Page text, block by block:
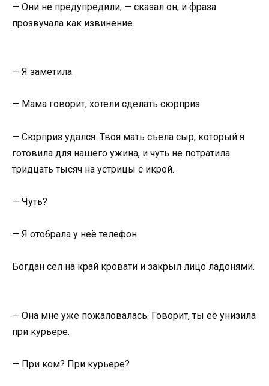
— Они не предупредили, — сказал он, и фраза
прозвучала как извинение.
— Я заметила.
— Мама говорит, хотели сделать сюрприз.
— Сюрприз удался. Твоя мать съела сыр, который я
готовила для нашего ужина, и чуть не потратила
тридцать тысяч на устрицы с икрой.
— Чуть?
— Я отобрала у неё телефон.
Богдан сел на край кровати и закрыл лицо ладонями.
— Она мне уже пожаловалась. Говорит, ты её унизила
при курьере.
— При ком? При курьере?